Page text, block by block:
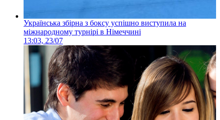
Українська збірна з боксу успішно виступила на
міжнародному турнірі в Німеччині
13:03, 23/07